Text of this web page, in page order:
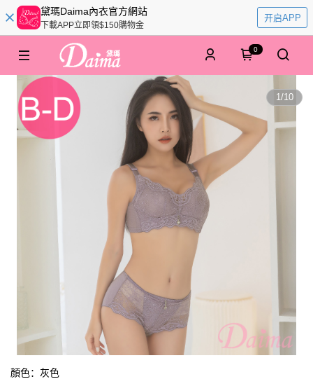
黛瑪Daima內衣官方網站
下載APP立即領$150購物金
开启APP
0
1/10
顏色：灰色